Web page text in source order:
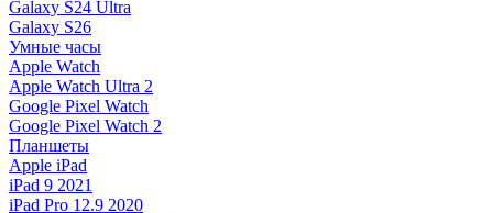
Galaxy S24 Ultra
Galaxy S26
Умные часы
Apple Watch
Apple Watch Ultra 2
Google Pixel Watch
Google Pixel Watch 2
Планшеты
Apple iPad
iPad 9 2021
iPad Pro 12.9 2020